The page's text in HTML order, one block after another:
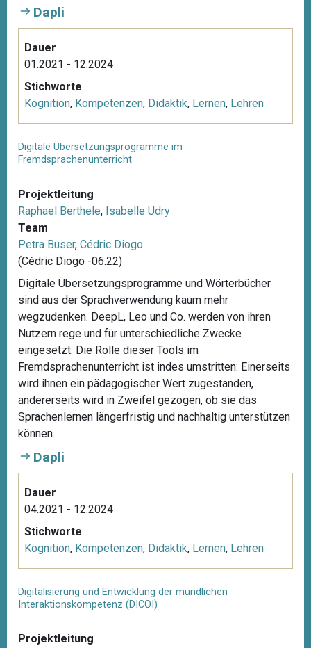
Dapli
Dauer
01.2021 - 12.2024
Stichworte
Kognition, Kompetenzen, Didaktik, Lernen, Lehren
Digitale Übersetzungsprogramme im
Fremdsprachenunterricht
Projektleitung
Raphael Berthele, Isabelle Udry
Team
Petra Buser, Cédric Diogo
(Cédric Diogo -06.22)
Digitale Übersetzungsprogramme und Wörterbücher
sind aus der Sprachverwendung kaum mehr
wegzudenken. DeepL, Leo und Co. werden von ihren
Nutzern rege und für unterschiedliche Zwecke
eingesetzt. Die Rolle dieser Tools im
Fremdsprachenunterricht ist indes umstritten: Einerseits
wird ihnen ein pädagogischer Wert zugestanden,
andererseits wird in Zweifel gezogen, ob sie das
Sprachenlernen längerfristig und nachhaltig unterstützen
können.
Dapli
Dauer
04.2021 - 12.2024
Stichworte
Kognition, Kompetenzen, Didaktik, Lernen, Lehren
Digitalisierung und Entwicklung der mündlichen
Interaktionskompetenz (DICOI)
Projektleitung